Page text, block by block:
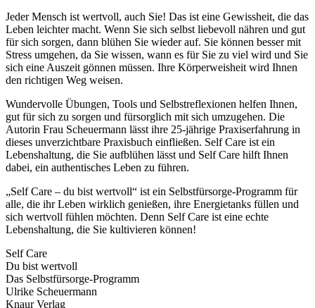
Jeder Mensch ist wertvoll, auch Sie! Das ist eine Gewissheit, die das
Leben leichter macht. Wenn Sie sich selbst liebevoll nähren und gut
für sich sorgen, dann blühen Sie wieder auf. Sie können besser mit
Stress umgehen, da Sie wissen, wann es für Sie zu viel wird und Sie
sich eine Auszeit gönnen müssen. Ihre Körperweisheit wird Ihnen
den richtigen Weg weisen.
Wundervolle Übungen, Tools und Selbstreflexionen helfen Ihnen,
gut für sich zu sorgen und fürsorglich mit sich umzugehen. Die
Autorin Frau Scheuermann lässt ihre 25-jährige Praxiserfahrung in
dieses unverzichtbare Praxisbuch einfließen. Self Care ist ein
Lebenshaltung, die Sie aufblühen lässt und Self Care hilft Ihnen
dabei, ein authentisches Leben zu führen.
„Self Care – du bist wertvoll“ ist ein Selbstfürsorge-Programm für
alle, die ihr Leben wirklich genießen, ihre Energietanks füllen und
sich wertvoll fühlen möchten. Denn Self Care ist eine echte
Lebenshaltung, die Sie kultivieren können!
Self Care
Du bist wertvoll
Das Selbstfürsorge-Programm
Ulrike Scheuermann
Knaur Verlag